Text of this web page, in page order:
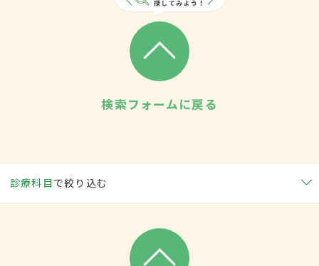
検索フォームに戻る
診療科目で絞り込む